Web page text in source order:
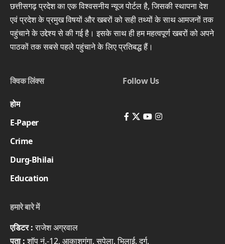
छत्तीसगढ़ प्रदेश का एक विश्वसनीय न्यूज पोर्टल है, जिसकी स्थापना देश
एवं प्रदेश के प्रमुख विषयों और खबरों को सही तथ्यों के साथ आमजनों तक
पहुंचाने के उद्देश्य से की गई है। इसके साथ ही हम महत्वपूर्ण खबरों को अपने
पाठकों तक सबसे पहले पहुंचाने के लिए प्रतिबद्ध हैं।
क्विक लिंक्स
होम
E-Paper
Crime
Durg-Bhilai
Education
Follow Us
हमारे बारे में
एडिटर :राजेश अग्रवाल
पता :शॉप नं.-12, आकाशगंगा, सुपेला, भिलाई, दुर्ग,